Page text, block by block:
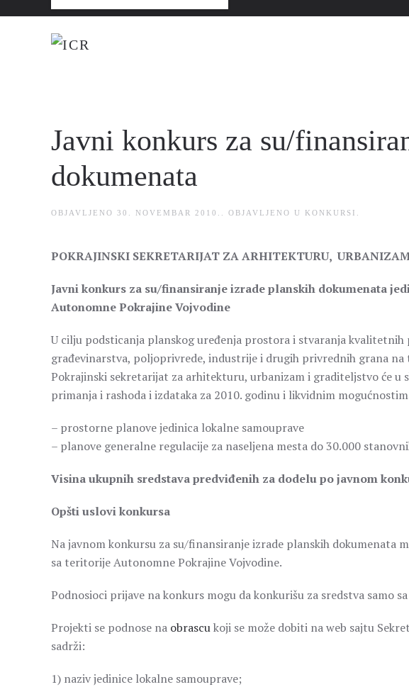
Javni konkurs za su/
dokumenata
OBJAVLJENO 30. NOVEMBAR 2010. . OBJAVLJENO U KONKURSI
POKRAJINSKI SEKRETARIJAT ZA ARHITEKTURU,
Javni konkurs za su/finansiranje izrade planskih dokumenata
Autonomne Pokrajine Vojvodine
U cilju podsticanja planskog uređenja prostora i stvaranja
građevinarstva, poljoprivrede, industrije i drugih privrednih grana
Pokrajinski sekretarijat za arhitekturu, urbanizam i graditeljstvo će u
primanja i rashoda i izdataka za 2010. godinu i likvidnim
– prostorne planove jedinica lokalne samouprave
– planove generalne regulacije za naseljena mesta do 30.000
Visina ukupnih sredstava predviđenih za dodelu po javnom
Opšti uslovi konkursa
Na javnom konkursu za su/finansiranje izrade planskih dokumenata
sa teritorije Autonomne Pokrajine Vojvodine.
Podnosioci prijave na konkurs mogu da konkurišu za sredstva samo
Projekti se podnose na obrascukoji se može dobiti na web sajtu
sadrži:
1) naziv jedinice lokalne samouprave;